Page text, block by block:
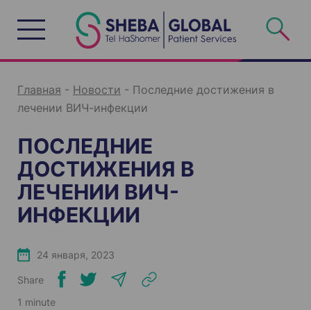
c
Главная - Новости - Последние достижения в
лечении ВИЧ-инфекции
ПОСЛЕДНИЕ
ДОСТИЖЕНИЯ В
ЛЕЧЕНИИ ВИЧ-
ИНФЕКЦИИ
24 января, 2023
Share
1 minute